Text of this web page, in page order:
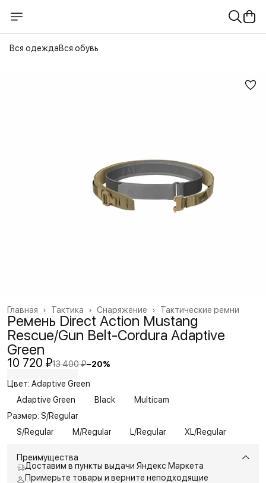
Вся одеждаВся обувь
Тактические ремни
Снаряжение ›
Тактика ›
Главная ›
Ремень Direct Action Mustang
Rescue/Gun Belt-Cordura Adaptive
Green
10 720 ₽13 400 ₽−20%
Цвет: Adaptive Green
Adaptive Green
Black
Multicam
Размер: S/Regular
S/Regular
M/Regular L/Regular XL/Regular
Преимущества
Доставим в пункты выдачи Яндекс Маркета
Примерьте товары и верните неподходящие